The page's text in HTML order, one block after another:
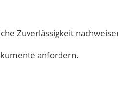
Zuverlässigkeit
anfordern.